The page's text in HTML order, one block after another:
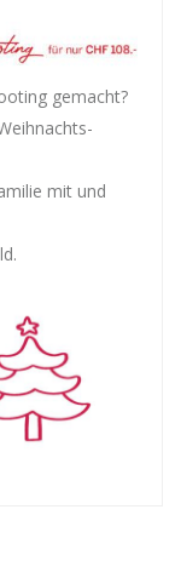
gemacht?
mit und